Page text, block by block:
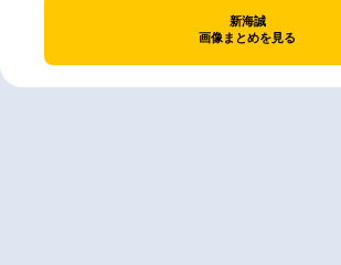
新海誠
画像まとめを見る